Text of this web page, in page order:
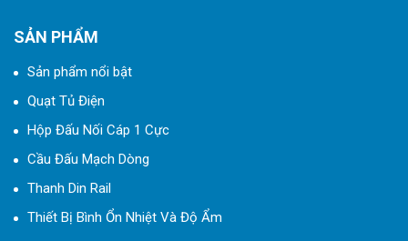
SẢN PHẨM
Sản phẩm nổi bật
Quạt Tủ Điện
Hộp Đấu Nối Cáp 1 Cực
Cầu Đấu Mạch Dòng
Thanh Din Rail
Thiết Bị Bình Ổn Nhiệt Và Độ Ẩm